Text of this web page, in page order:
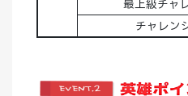
最上級チャ
チャレン